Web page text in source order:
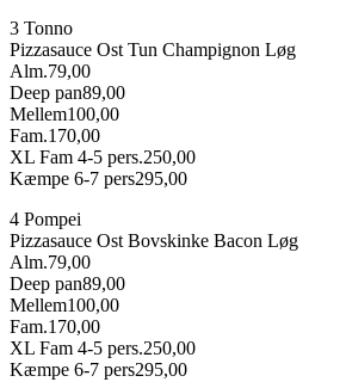
3 Tonno
Pizzasauce OstTun Champignon Løg
Alm.79,00
Deep pan89,00
Mellem100,00
Fam.170,00
XL Fam 4-5 pers.250,00
Kæmpe 6-7 pers295,00
4 Pompei
Pizzasauce OstBovskinke Bacon Løg
Alm.79,00
Deep pan89,00
Mellem100,00
Fam.170,00
XL Fam 4-5 pers.250,00
Kæmpe 6-7 pers295,00